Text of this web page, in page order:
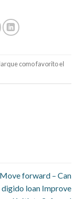
como favorito el
forward – Can
loan Improve